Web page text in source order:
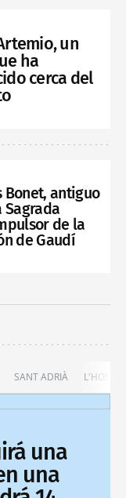
un
ha
cerca del
Bonet, antiguo
Sagrada
de la
de Gaudí
SANT ADRIÀ
una
una